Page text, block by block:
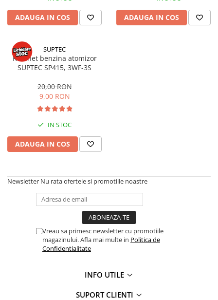
multifunctionale
Tocatoare de crengi si resturi
Tractoare si Utilaje agricole
Accesorii utilaje de gradina
Articole de bucatarie
Afumatoare
Aparate de vidat
Feliatoare
Masini de framantat aluat
Masini de taitei
Masini de tocat carne
Razatoare branzeturi
Accesorii articole de bucatarie
Mobilier gradina
Depozitare gradina
Gratare si accesorii
Aparate de spalat cu presiune
ADAUGA IN COS ADAUGA IN COS
SUPTEC
Robinet benzina atomizor
SUPTEC SP415, 3WF-3S
20,00 RON
9,00 RON
IN STOC
ADAUGA IN COS
Newsletter Nu rata ofertele si promotiile noastre
Vreau sa primesc newsletter cu promotiile
magazinului. Afla mai multe in Politica de
Confidentialitate
INFO UTILE
SUPORT CLIENTI